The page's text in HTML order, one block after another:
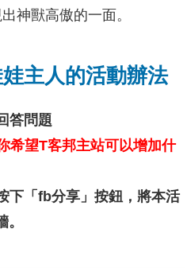
神獸高傲的一面。
主人的活動辦法
答問題
希望T客邦主站可以增加什
下「fb分享」按鈕，將本活